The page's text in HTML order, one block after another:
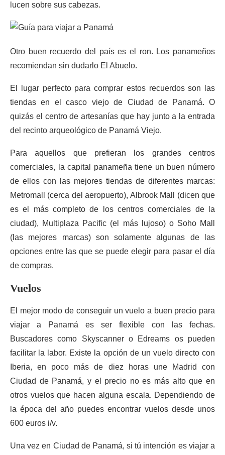
lucen sobre sus cabezas.
Otro buen recuerdo del país es el ron. Los panameños
recomiendan sin dudarlo El Abuelo.
El lugar perfecto para comprar estos recuerdos son las
tiendas en el casco viejo de Ciudad de Panamá. O
quizás el centro de artesanías que hay junto a la entrada
del recinto arqueológico de Panamá Viejo.
Para aquellos que prefieran los grandes centros
comerciales, la capital panameña tiene un buen número
de ellos con las mejores tiendas de diferentes marcas:
Metromall (cerca del aeropuerto), Albrook Mall (dicen que
es el más completo de los centros comerciales de la
ciudad), Multiplaza Pacific (el más lujoso) o Soho Mall
(las mejores marcas) son solamente algunas de las
opciones entre las que se puede elegir para pasar el día
de compras.
Vuelos
El mejor modo de conseguir un vuelo a buen precio para
viajar a Panamá es ser flexible con las fechas.
Buscadores como Skyscanner o Edreams os pueden
facilitar la labor. Existe la opción de un vuelo directo con
Iberia, en poco más de diez horas une Madrid con
Ciudad de Panamá, y el precio no es más alto que en
otros vuelos que hacen alguna escala. Dependiendo de
la época del año puedes encontrar vuelos desde unos
600 euros i/v.
Una vez en Ciudad de Panamá, si tú intención es viajar a